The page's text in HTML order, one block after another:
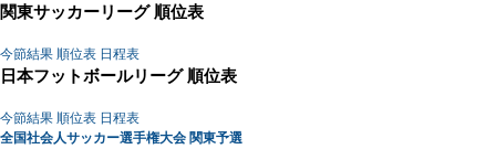
関東サッカーリーグ 順位表
今節結果 順位表 日程表
日本フットボールリーグ 順位表
今節結果 順位表 日程表
全国社会人サッカー選手権大会 関東予選